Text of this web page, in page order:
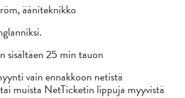
ääniteknikko
sisältäen 25 min tauon
vain ennakkoon netistä
muista NetTicketin lippuja myyvistä